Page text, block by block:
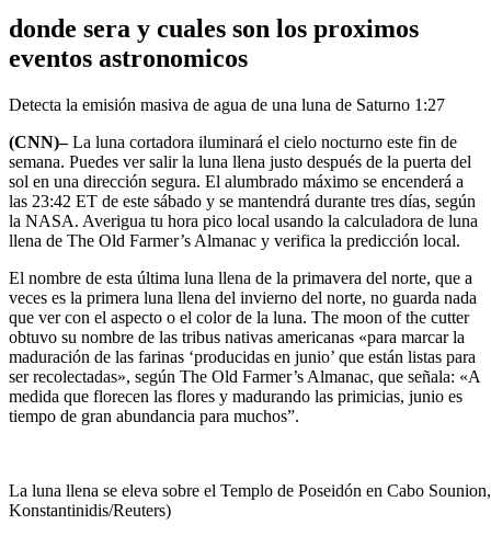
donde sera y cuales son los proximos
eventos astronomicos
Detecta la emisión masiva de agua de una luna de Saturno 1:27
(CNN)–La luna cortadora iluminará el cielo nocturno este fin de
semana. Puedes ver salir la luna llena justo después de la puerta del
sol en una dirección segura. El alumbrado máximo se encenderá a
las 23:42 ET de este sábado y se mantendrá durante tres días, según
la NASA. Averigua tu hora pico local usando la calculadora de luna
llena de The Old Farmer’s Almanac y verifica la predicción local.
El nombre de esta última luna llena de la primavera del norte, que a
veces es la primera luna llena del invierno del norte, no guarda nada
que ver con el aspecto o el color de la luna. The moon of the cutter
obtuvo su nombre de las tribus nativas americanas «para marcar la
maduración de las farinas ‘producidas en junio’ que están listas para
ser recolectadas», según The Old Farmer’s Almanac, que señala: «A
medida que florecen las flores y madurando las primicias, junio es
tiempo de gran abundancia para muchos”.
La luna llena se eleva sobre el Templo de Poseidón en Cabo
Konstantinidis/Reuters)